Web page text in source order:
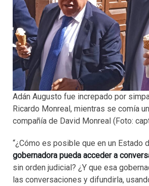
Adán Augusto fue increpado por
Ricardo Monreal, mientras se comía
compañía de David Monreal (Foto:
“¿Cómo es posible que en un Estado
gobernadora pueda acceder a
sin orden judicial? ¿Y que esa
las conversaciones y difundirla,